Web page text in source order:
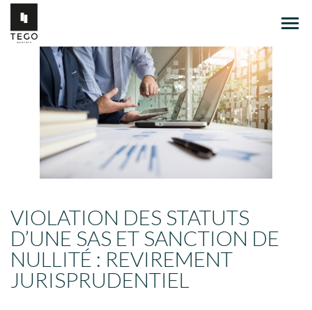
VIOLATION DES STATUTS
D’UNE SAS ET SANCTION DE
NULLITÉ : REVIREMENT
JURISPRUDENTIEL